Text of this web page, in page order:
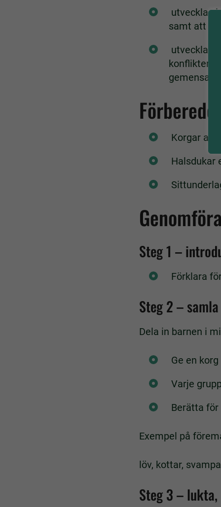
utveckla
samt att
utveckla
konflikter
Korgar att
Halsdukar
Steg 1 –
Förklara
Steg 2 –
Dela in barnen i
Ge en
Varje
Berätta
Exempel på
löv, kottar,
Steg 3 –